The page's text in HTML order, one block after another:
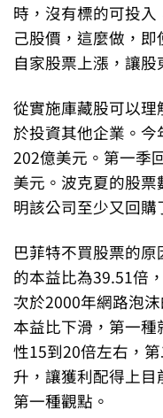
時，沒有標的可投
己股價，這麼做，
自家股票上漲，讓股
從實施庫藏股可以
於投資其他企業。
202億美元。第一季
美元。波克夏的股
明該公司至少又回購
巴菲特不買股票的
的本益比為39.51倍
次於2000年網路泡
本益比下滑，第一
性15到20倍左右，
升，讓獲利配得上
第一種觀點。